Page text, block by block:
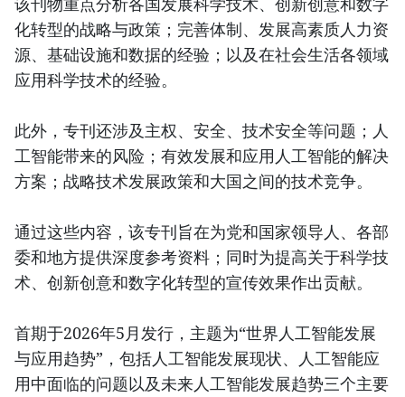
化转型的战略与政策；完善体制、发展高素质人力资
源、基础设施和数据的经验；以及在社会生活各领域
应用科学技术的经验。
此外，专刊还涉及主权、安全、技术安全等问题；人
工智能带来的风险；有效发展和应用人工智能的解决
方案；战略技术发展政策和大国之间的技术竞争。
通过这些内容，该专刊旨在为党和国家领导人、各部
委和地方提供深度参考资料；同时为提高关于科学技
术、创新创意和数字化转型的宣传效果作出贡献。
首期于2026年5月发行，主题为“世界人工智能发展
与应用趋势”，包括人工智能发展现状、人工智能应
用中面临的问题以及未来人工智能发展趋势三个主要